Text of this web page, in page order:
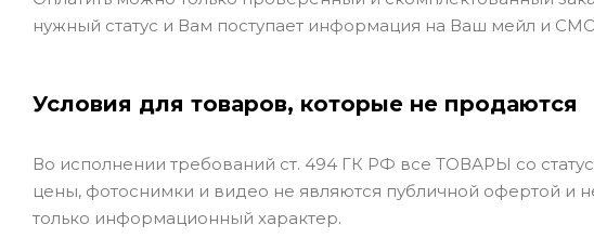
нужный статус и Вам поступает информация на Ваш мейл и
Условия для товаров, которые не продаются
Во исполнении требований ст. 494 ГК РФ все ТОВАРЫ со
цены, фотоснимки и видео не являются публичной офертой и
только информационный характер.